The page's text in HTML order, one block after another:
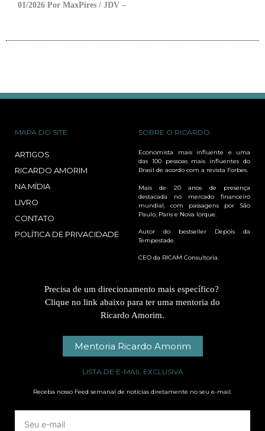
01/2026 Por MaxPires / JDV –
MAPA DO SITE
ARTIGOS
RICARDO AMORIM
NA MÍDIA
LIVRO
CONTATO
POLÍTICA DE PRIVACIDADE
SOBRE O RICARDO
Economista mais influente e uma
das 100 pessoas mais influentes do
Brasil de acordo com a revista Forbes.
Mais de 20 anos de presença
destacada no mercado financeiro
mundial, com passagens por São
Paulo, Paris e Nova Iorque.
Autor do bestseller Depois da
Tempestade.
CEO da RICAM Consultoria.
Precisa de um direcionamento mais específico?
Clique no link abaixo para ter uma mentoria do
Ricardo Amorim.
Mentoria Ricardo Amorim
LISTA DE E-MAIL EXCLUSIVA
Receba nosso Feed semanal de notícias diretamente no seu e-mail.